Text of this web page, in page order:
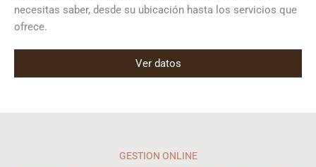
necesitas saber, desde su ubicación hasta los servicios que
ofrece.
Ver datos
GESTION ONLINE